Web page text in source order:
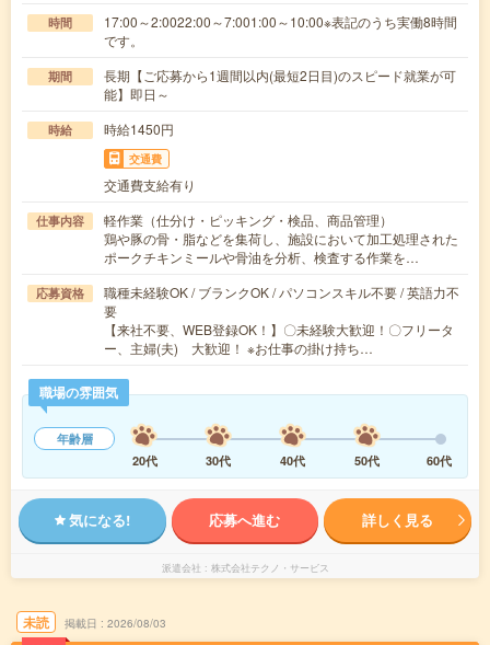
時間
17:00～2:0022:00～7:001:00～10:00※表記のうち実働8時間
です。
期間
長期【ご応募から1週間以内(最短2日目)のスピード就業が可
能】即日～
時給 時給1450円
交通費
交通費支給有り
仕事内容
軽作業（仕分け・ピッキング・検品、商品管理）
鶏や豚の骨・脂などを集荷し、施設において加工処理された
ポークチキンミールや骨油を分析、検査する作業を…
応募資格
職種未経験OK / ブランクOK / パソコンスキル不要 / 英語力不
要
【来社不要、WEB登録OK！】〇未経験大歓迎！〇フリータ
ー、主婦(夫) 大歓迎！ ※お仕事の掛け持ち…
職場の雰囲気
年齢層
20代
30代 40代 50代 60代
気になる! 応募へ進む 詳しく見る
派遣会社 株式会社テクノ・サービス
未読 掲載日 2026/08/03